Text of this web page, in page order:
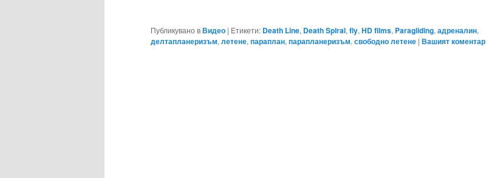
Публикувано вВидео | Етикети: Death Line, Death Spiral,fly,HD films, Paragliding,адреналин,
делтапланеризъм,летене,параплан,парапланеризъм,свободно летене | Вашият коментар